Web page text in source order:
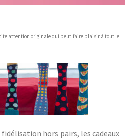
attention originale qui peut faire plaisir à tout le
hors pairs, les cadeaux